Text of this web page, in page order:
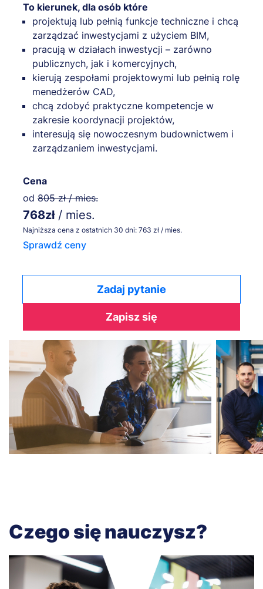
To kierunek, dla osób które
projektują lub pełnią funkcje techniczne i chcą
zarządzać inwestycjami z użyciem BIM,
pracują w działach inwestycji – zarówno
publicznych, jak i komercyjnych,
kierują zespołami projektowymi lub pełnią rolę
menedżerów CAD,
chcą zdobyć praktyczne kompetencje w
zakresie koordynacji projektów,
interesują się nowoczesnym budownictwem i
zarządzaniem inwestycjami.
Cena
od 805 zł / mies.
768zł / mies.
Najniższa cena z ostatnich 30 dni: 763 zł / mies.
Sprawdź ceny
Zadaj pytanie
Zapisz się
Czego się nauczysz?